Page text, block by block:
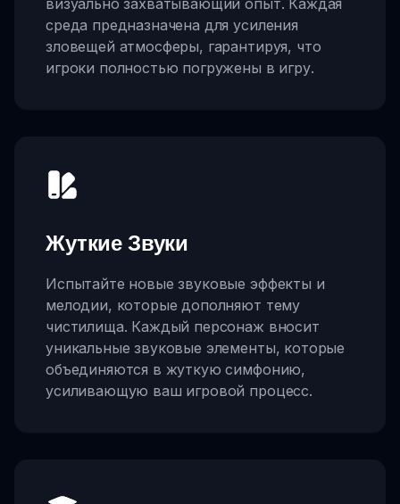
среда предназначена для усиления
зловещей атмосферы, гарантируя, что
игроки полностью погружены в игру.
Жуткие Звуки
Испытайте новые звуковые эффекты и
мелодии, которые дополняют тему
чистилища. Каждый персонаж вносит
уникальные звуковые элементы, которые
объединяются в жуткую симфонию,
усиливающую ваш игровой процесс.